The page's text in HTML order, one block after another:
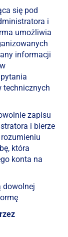
się pod
i
umożliwia
informacji
technicznych
zapisu
i bierze
która
konta na
dowolnej